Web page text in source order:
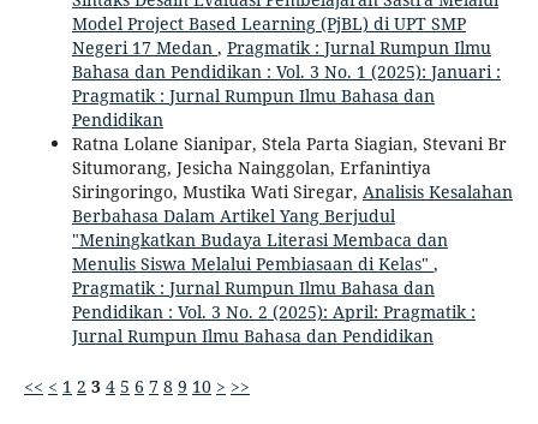
Model Project Based Learning (PjBL) di UPT SMP
Negeri 17 Medan , Pragmatik : Jurnal Rumpun Ilmu
Bahasa dan Pendidikan : Vol. 3 No. 1 (2025): Januari :
Pragmatik : Jurnal Rumpun Ilmu Bahasa dan
Pendidikan
Ratna Lolane Sianipar, Stela Parta Siagian, Stevani Br
Situmorang, Jesicha Nainggolan, Erfanintiya
Siringoringo, Mustika Wati Siregar, Analisis Kesalahan
Berbahasa Dalam Artikel Yang Berjudul
"Meningkatkan Budaya Literasi Membaca dan
Menulis Siswa Melalui Pembiasaan di Kelas" ,
Pragmatik : Jurnal Rumpun Ilmu Bahasa dan
Pendidikan : Vol. 3 No. 2 (2025): April: Pragmatik :
Jurnal Rumpun Ilmu Bahasa dan Pendidikan
<< < 1 2 3 4 5 6 7 8 9 10 > >>